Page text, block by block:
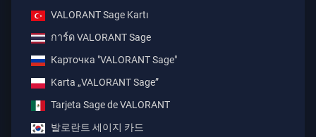
VALORANT Sage Kartı
การ์ด VALORANT Sage
Карточка "VALORANT Sage"
Karta „VALORANT Sage”
Tarjeta Sage de VALORANT
발로란트 세이지 카드